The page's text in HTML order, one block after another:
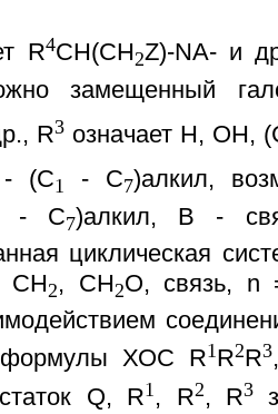
R4CH(CH2Z)-NA- и
замещенный
R3 означает Н, ОН,
(С1 - С7)алкил,
- С7)алкил, В -
циклическая
CH2, CH2O, связь, n
формулы ХОС R1 R2 R3
Q, R1 , R2, R3